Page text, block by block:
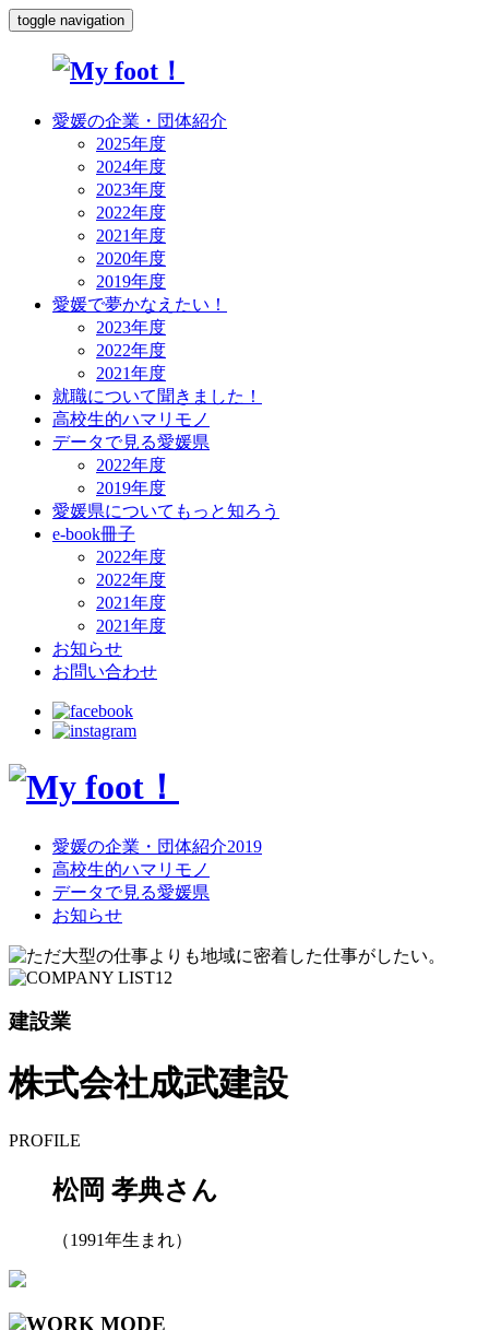
toggle navigation
愛媛の企業・団体紹介
2025年度
2024年度
2023年度
2022年度
2021年度
2020年度
2019年度
愛媛で夢かなえたい！
2023年度
2022年度
2021年度
就職について聞きました！
高校生的ハマリモノ
データで見る愛媛県
2022年度
2019年度
愛媛県についてもっと知ろう
e-book冊子
2022年度
2022年度
2021年度
2021年度
お知らせ
お問い合わせ
愛媛の企業・団体紹介2019
高校生的ハマリモノ
データで見る愛媛県
お知らせ
建設業
株式会社成武建設
PROFILE
松岡 孝典さん
（1991年生まれ）